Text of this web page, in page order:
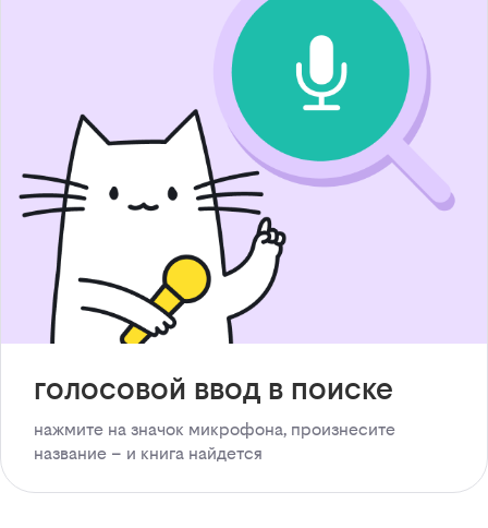
голосовой ввод в поиске
нажмите на значок микрофона, произнесите
название – и книга найдется